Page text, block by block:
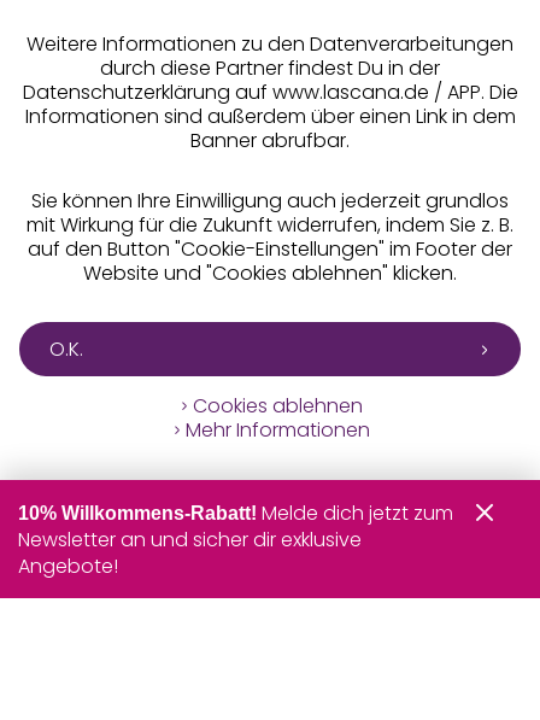
Weitere Informationen zu den Datenverarbeitungen
durch diese Partner findest Du in der
Datenschutzerklärung auf www.lascana.de / APP. Die
Informationen sind außerdem über einen Link in dem
Banner abrufbar.
Sie können Ihre Einwilligung auch jederzeit grundlos
mit Wirkung für die Zukunft widerrufen, indem Sie z. B.
auf den Button "Cookie-Einstellungen" im Footer der
Website und "Cookies ablehnen" klicken.
O.K.
Cookies ablehnen
Mehr Informationen
10% Willkommens-Rabatt! Melde dich jetzt zum
Newsletter an und sicher dir exklusive
Angebote!